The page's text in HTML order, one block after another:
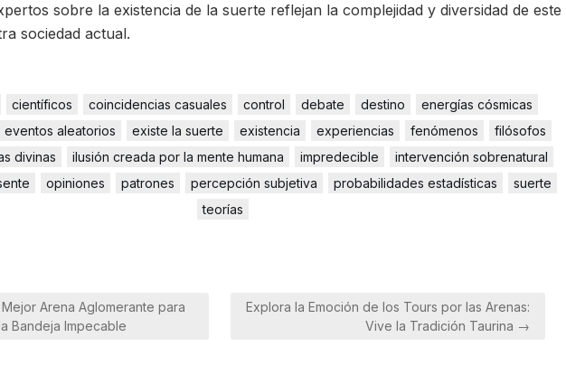
sobre la existencia de la suerte reflejan la complejidad y diversidad de este
sociedad actual.
científicos coincidencias casuales control debate destino
energías cósmicas
eventos aleatorios existe la suerte existencia experiencias fenómenos
filósofos
divinas ilusión creada por la mente humana impredecible
intervención sobrenatural
opiniones patrones percepción subjetiva probabilidades estadísticas
suerte
teorías
Arena Aglomerante para
Bandeja Impecable
Explora la Emoción de los Tours por las Arenas:
Vive la Tradición Taurina →